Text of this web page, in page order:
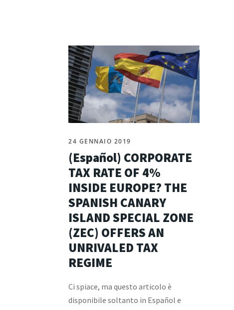
24 GENNAIO 2019
(Español) CORPORATE
TAX RATE OF 4%
INSIDE EUROPE? THE
SPANISH CANARY
ISLAND SPECIAL ZONE
(ZEC) OFFERS AN
UNRIVALED TAX
REGIME
Ci spiace, ma questo articolo è
disponibile soltanto in Español e